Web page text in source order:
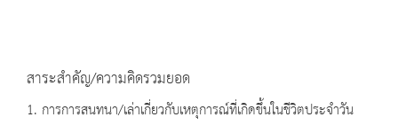
สาระสำคัญ/ความคิดรวมยอด
1. การการสนทนา/เล่าเกี่ยวกับเหตุการณ์ที่เกิดขึ้นในชีวิตประจำวัน